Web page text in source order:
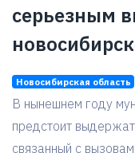
серьезным
Новосибирская область
В нынешнем году
предстоит
связанный с